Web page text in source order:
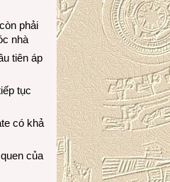
phải
nhà
tiên áp
tục
có khả
của